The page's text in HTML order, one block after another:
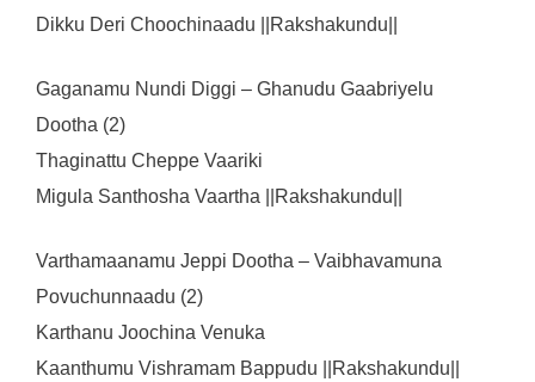
Dikku Deri Choochinaadu ||Rakshakundu||
Gaganamu Nundi Diggi – Ghanudu Gaabriyelu
Dootha (2)
Thaginattu Cheppe Vaariki
Migula Santhosha Vaartha ||Rakshakundu||
Varthamaanamu Jeppi Dootha – Vaibhavamuna
Povuchunnaadu (2)
Karthanu Joochina Venuka
Kaanthumu Vishramam Bappudu ||Rakshakundu||